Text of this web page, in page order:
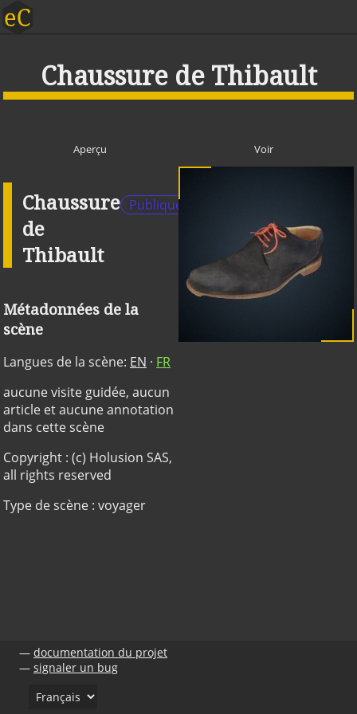
Chaussure de Thibault
Aperçu Voir
Chaussure
de
Thibault
Publique
Métadonnées de la
scène
Langues de la scène: EN · FR
aucune visite guidée, aucun
article et aucune annotation
dans cette scène
Copyright : (c) Holusion SAS,
all rights reserved
Type de scène : voyager
documentation du projet
signaler un bug